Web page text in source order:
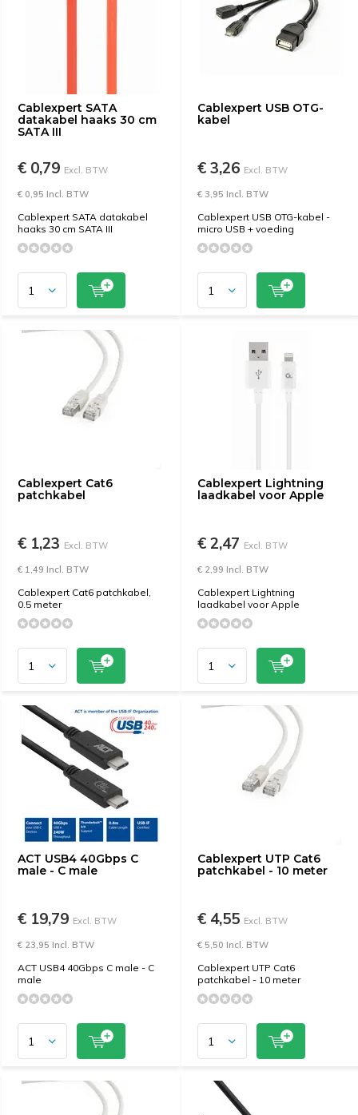
Cablexpert SATA
datakabel haaks 30 cm
SATA III
€ 0,79 Excl. BTW
€ 0,95 Incl. BTW
Cablexpert SATA datakabel
haaks 30 cm SATA III
Cablexpert USB OTG-
kabel
€ 3,26 Excl. BTW
€ 3,95 Incl. BTW
Cablexpert USB OTG-kabel -
micro USB + voeding
Cablexpert Cat6
patchkabel
€ 1,23 Excl. BTW
€ 1,49 Incl. BTW
Cablexpert Cat6 patchkabel,
0.5 meter
Cablexpert Lightning
laadkabel voor Apple
€ 2,47 Excl. BTW
€ 2,99 Incl. BTW
Cablexpert Lightning
laadkabel voor Apple
ACT USB4 40Gbps C
male - C male
€ 19,79 Excl. BTW
€ 23,95 Incl. BTW
ACT USB4 40Gbps C male - C
male
Cablexpert UTP Cat6
patchkabel - 10 meter
€ 4,55 Excl. BTW
€ 5,50 Incl. BTW
Cablexpert UTP Cat6
patchkabel - 10 meter